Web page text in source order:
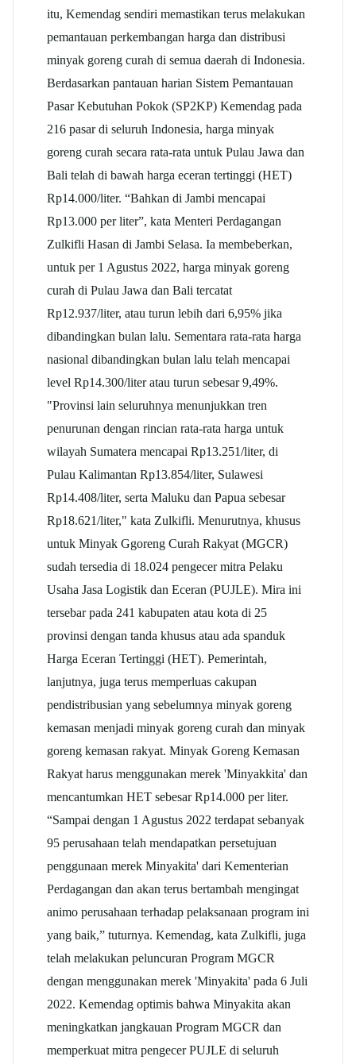
itu, Kemendag sendiri memastikan terus melakukan
pemantauan perkembangan harga dan distribusi
minyak goreng curah di semua daerah di Indonesia.
Berdasarkan pantauan harian Sistem Pemantauan
Pasar Kebutuhan Pokok (SP2KP) Kemendag pada
216 pasar di seluruh Indonesia, harga minyak
goreng curah secara rata-rata untuk Pulau Jawa dan
Bali telah di bawah harga eceran tertinggi (HET)
Rp14.000/liter. “Bahkan di Jambi mencapai
Rp13.000 per liter”, kata Menteri Perdagangan
Zulkifli Hasan di Jambi Selasa. Ia membeberkan,
untuk per 1 Agustus 2022, harga minyak goreng
curah di Pulau Jawa dan Bali tercatat
Rp12.937/liter, atau turun lebih dari 6,95% jika
dibandingkan bulan lalu. Sementara rata-rata harga
nasional dibandingkan bulan lalu telah mencapai
level Rp14.300/liter atau turun sebesar 9,49%.
"Provinsi lain seluruhnya menunjukkan tren
penurunan dengan rincian rata-rata harga untuk
wilayah Sumatera mencapai Rp13.251/liter, di
Pulau Kalimantan Rp13.854/liter, Sulawesi
Rp14.408/liter, serta Maluku dan Papua sebesar
Rp18.621/liter," kata Zulkifli. Menurutnya, khusus
untuk Minyak Ggoreng Curah Rakyat (MGCR)
sudah tersedia di 18.024 pengecer mitra Pelaku
Usaha Jasa Logistik dan Eceran (PUJLE). Mira ini
tersebar pada 241 kabupaten atau kota di 25
provinsi dengan tanda khusus atau ada spanduk
Harga Eceran Tertinggi (HET). Pemerintah,
lanjutnya, juga terus memperluas cakupan
pendistribusian yang sebelumnya minyak goreng
kemasan menjadi minyak goreng curah dan minyak
goreng kemasan rakyat. Minyak Goreng Kemasan
Rakyat harus menggunakan merek 'Minyakkita' dan
mencantumkan HET sebesar Rp14.000 per liter.
“Sampai dengan 1 Agustus 2022 terdapat sebanyak
95 perusahaan telah mendapatkan persetujuan
penggunaan merek Minyakita' dari Kementerian
Perdagangan dan akan terus bertambah mengingat
animo perusahaan terhadap pelaksanaan program ini
yang baik,” tuturnya. Kemendag, kata Zulkifli, juga
telah melakukan peluncuran Program MGCR
dengan menggunakan merek 'Minyakita' pada 6 Juli
2022. Kemendag optimis bahwa Minyakita akan
meningkatkan jangkauan Program MGCR dan
memperkuat mitra pengecer PUJLE di seluruh